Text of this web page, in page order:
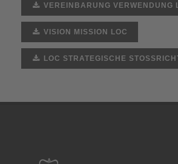
VEREINBARUNG VERWENDUNG
VISION MISSION LOC
LOC STRATEGISCHE